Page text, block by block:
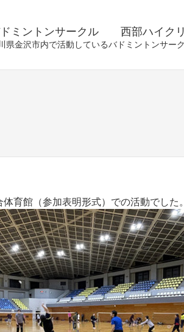
ミントンサークル 西部ハイク
県金沢市内で活動しているバドミントンサー
体育館（参加表明形式）での活動でした